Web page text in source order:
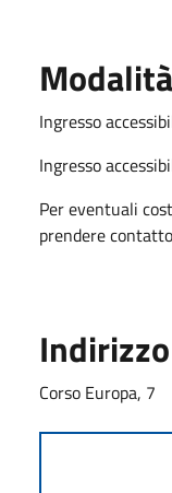
Ingresso
Ingresso
Per eventuali
prendere
Indirizzo
Corso Europa, 7